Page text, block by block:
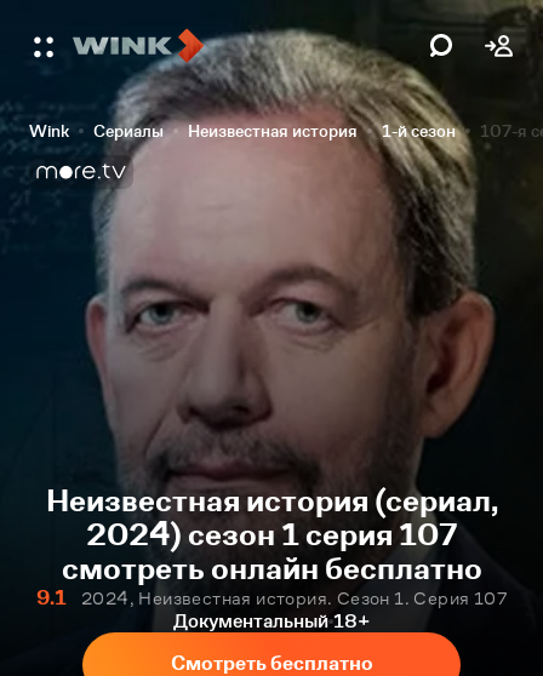
Wink Сериалы Неизвестная история 1-й сезон 107-я
Неизвестная история (сериал,
2024) сезон 1 серия 107
смотреть онлайн бесплатно
9.1
2024, Неизвестная история. Сезон 1. Серия 107
Документальный 18+
Смотреть бесплатно